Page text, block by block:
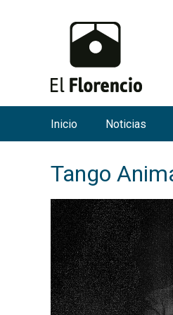
Tango
n
ú
p
r
i
n
c
Inicio Noticias